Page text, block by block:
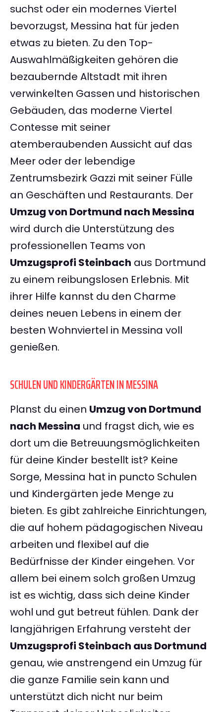
suchst oder ein modernes Viertel
bevorzugst, Messina hat für jeden
etwas zu bieten. Zu den Top-
Auswahlmäßigkeiten gehören die
bezaubernde Altstadt mit ihren
verwinkelten Gassen und historischen
Gebäuden, das moderne Viertel
Contesse mit seiner
atemberaubenden Aussicht auf das
Meer oder der lebendige
Zentrumsbezirk Gazzi mit seiner Fülle
an Geschäften und Restaurants. Der
Umzug von Dortmund nach Messina
wird durch die Unterstützung des
professionellen Teams von
Umzugsprofi Steinbach aus Dortmund
zu einem reibungslosen Erlebnis. Mit
ihrer Hilfe kannst du den Charme
deines neuen Lebens in einem der
besten Wohnviertel in Messina voll
genießen.
SCHULEN UND KINDERGÄRTEN IN MESSINA
Planst du einen Umzug von Dortmund
nach Messina und fragst dich, wie es
dort um die Betreuungsmöglichkeiten
für deine Kinder bestellt ist? Keine
Sorge, Messina hat in puncto Schulen
und Kindergärten jede Menge zu
bieten. Es gibt zahlreiche Einrichtungen,
die auf hohem pädagogischen Niveau
arbeiten und flexibel auf die
Bedürfnisse der Kinder eingehen. Vor
allem bei einem solch großen Umzug
ist es wichtig, dass sich deine Kinder
wohl und gut betreut fühlen. Dank der
langjährigen Erfahrung versteht der
Umzugsprofi Steinbach aus Dortmund
genau, wie anstrengend ein Umzug für
die ganze Familie sein kann und
unterstützt dich nicht nur beim